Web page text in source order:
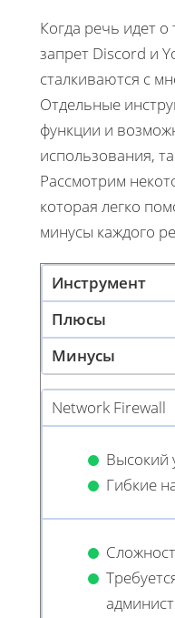
Когда речь идет о
запрет Discord и
сталкиваются с
Отдельные
функции и
использования,
Рассмотрим
которая легко
минусы каждого
Инструмент
Плюсы
Минусы
Network Firewall
Высокий
Гибкие